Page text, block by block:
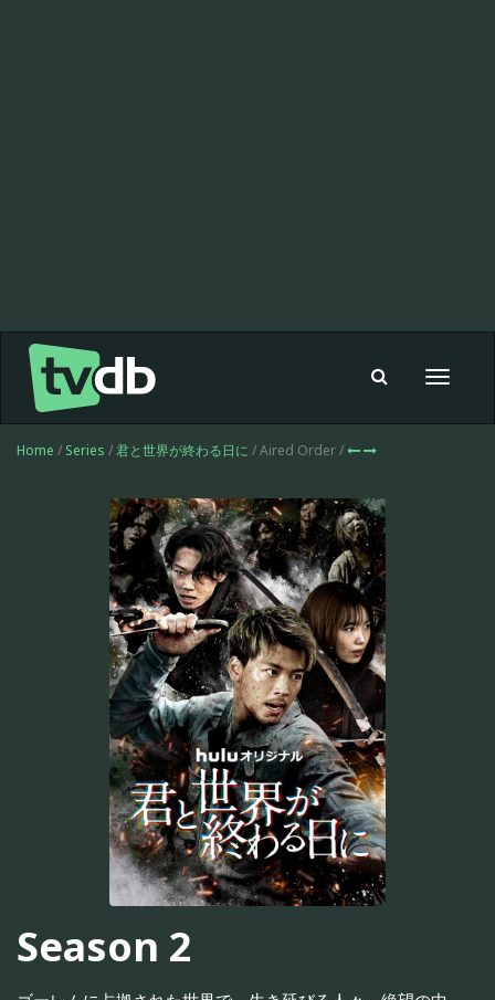
Toggle
Home / Series /君と世界が終わる日に / Aired Order /
Season 2